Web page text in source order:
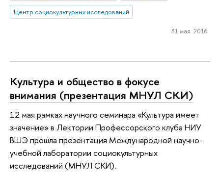
Центр социокультурных исследований
31 мая 2016
Культура и общество в фокусе
внимания (презентация МНУЛ СКИ)
12 мая рамках научного семинара «Культура имеет
значение» в Лектории Профессорского клуба НИУ
ВШЭ прошла презентация Международной научно-
учебной лаборатории социокультурных
исследований (МНУЛ СКИ).